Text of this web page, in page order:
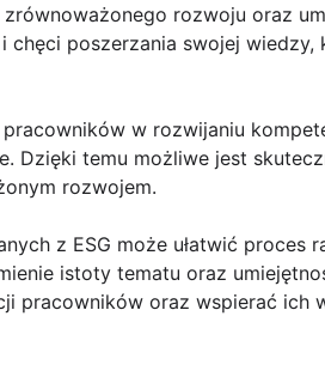
rozwoju oraz
poszerzania swojej
w rozwijaniu
Dzięki temu możliwe jest
rozwojem.
z ESG może ułatwić proces
istoty tematu oraz
oraz wspierać ich